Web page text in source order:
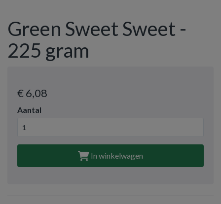
Green Sweet Sweet -
225 gram
€ 6,08
Aantal
In winkelwagen